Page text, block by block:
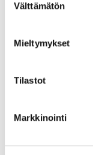
valinta
Välttämätön
Mieltymykset
Tilastot
Markkinointi
Paimio-tieto
Tietoa Paimiosta
Kuntakortti
Paimion